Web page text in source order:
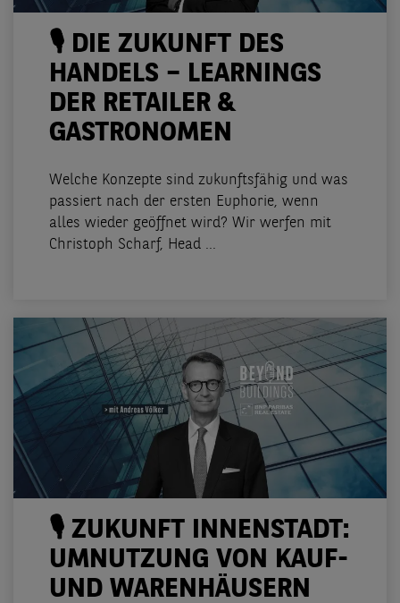
🎙️ DIE ZUKUNFT DES
HANDELS – LEARNINGS
DER RETAILER &
GASTRONOMEN
Welche Konzepte sind zukunftsfähig und was
passiert nach der ersten Euphorie, wenn
alles wieder geöffnet wird? Wir werfen mit
Christoph Scharf, Head ...
🎙️ ZUKUNFT INNENSTADT:
UMNUTZUNG VON KAUF-
UND WARENHÄUSERN